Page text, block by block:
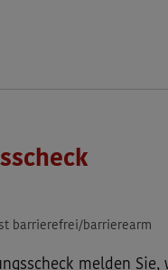
barrierefrei/barrierearm
melden